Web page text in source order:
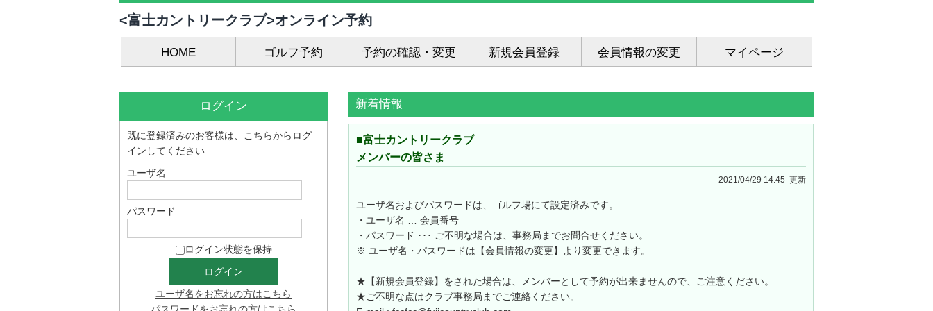
<富士カントリークラブ>オンライン予約
HOME ゴルフ予約 予約の確認・変更 新規会員登録 会員情報の変更 マイページ
新着情報
■富士カントリークラブ
メンバーの皆さま
2021/04/29 14:45 更新
ユーザ名およびパスワードは、ゴルフ場にて設定済みです。
・ユーザ名 … 会員番号
・パスワード ･･･ ご不明な場合は、事務局までお問合せください。
※ ユーザ名・パスワードは【会員情報の変更】より変更できます。
★【新規会員登録】をされた場合は、メンバーとして予約が出来ませんので、ご注意ください。
★ご不明な点はクラブ事務局までご連絡ください。
ログイン
既に登録済みのお客様は、こちらからログ
インしてください
ユーザ名
パスワード
ログイン状態を保持
ユーザ名をお忘れの方はこちら